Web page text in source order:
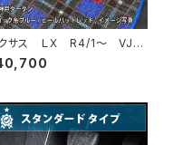
サス ＬＸ R4/1〜 VJA
5人乗 フロアマット一
ーマット 神戸タータ